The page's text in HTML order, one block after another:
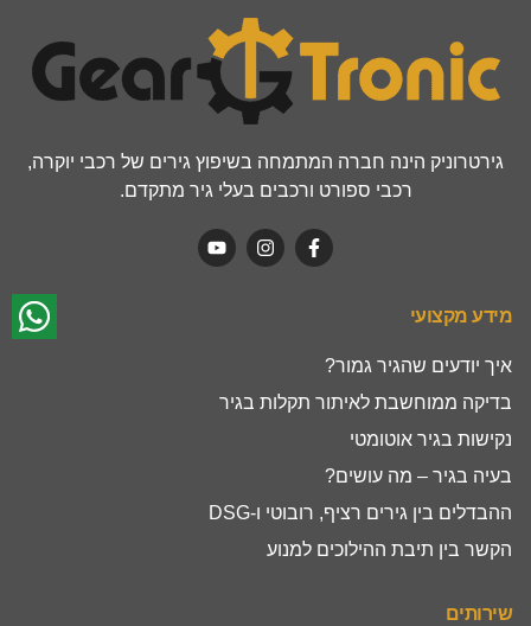
גירטרוניק הינה חברה המתמחה בשיפוץ גירים של רכבי יוקרה,
רכבי ספורט ורכבים בעלי גיר מתקדם.
מידע מקצועי
איך יודעים שהגיר גמור?
בדיקה ממוחשבת לאיתור תקלות בגיר
נקישות בגיר אוטומטי
בעיה בגיר – מה עושים?
ההבדלים בין גירים רציף, רובוטי ו-DSG
הקשר בין תיבת ההילוכים למנוע
שירותים